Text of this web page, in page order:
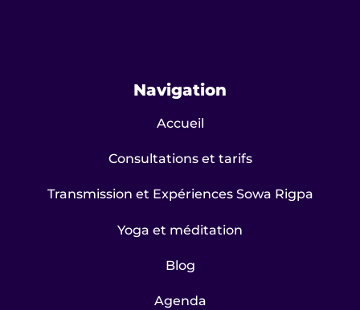
Navigation
Accueil
Consultations et tarifs
Transmission et Expériences Sowa Rigpa
Yoga et méditation
Blog
Agenda